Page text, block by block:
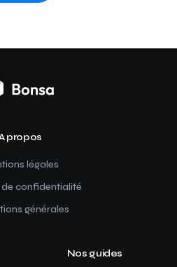
propos
légales
confidentialité
générales
Nos guides